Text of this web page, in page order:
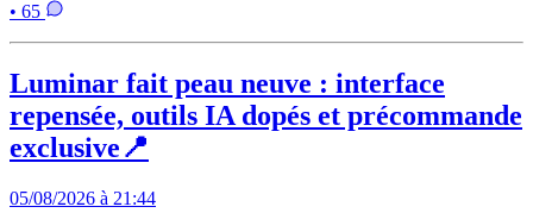
• 65
Luminar fait peau neuve : interface
repensée, outils IA dopés et précommande
exclusive📍
05/08/2026 à 21:44